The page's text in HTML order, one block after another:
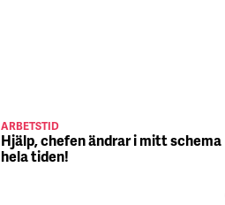
ARBETSTID
Hjälp, chefen ändrar i mitt schema
hela tiden!